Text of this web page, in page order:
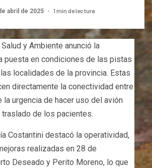
abril de 2025 1 min de lectura
y Ambiente anunció la
puesta en condiciones de las pistas
localidades de la provincia. Estas
directamente la conectividad entre
la urgencia de hacer uso del avión
traslado de los pacientes.
Costantini destacó la operatividad,
realizadas en 28 de
Deseado y Perito Moreno, lo que